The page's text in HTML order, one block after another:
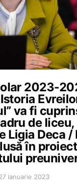
2023-
va fi
de liceu,
Ligia Deca /
în
ianuarie 2023